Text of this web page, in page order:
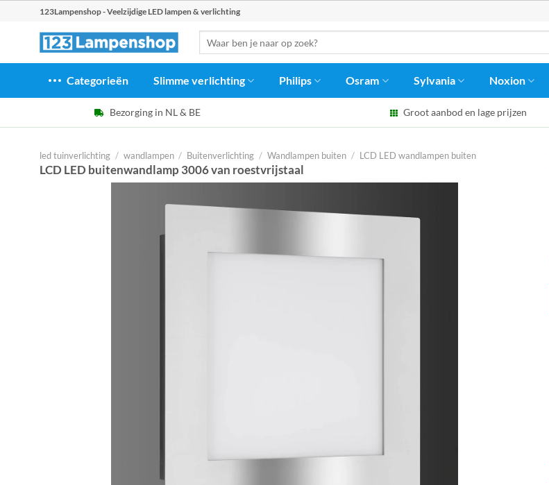
123Lampenshop - Veelzijdige LED lampen & verlichting
naar:
Categorieën Slimme verlichting Philips Osram Sylvania Noxion
Bezorging in NL & BE Groot aanbod en lage prijzen
led tuinverlichting / wandlampen / Buitenverlichting / Wandlampen buiten / LCD LED wandlampen buiten
LCD LED buitenwandlamp 3006 van roestvrijstaal